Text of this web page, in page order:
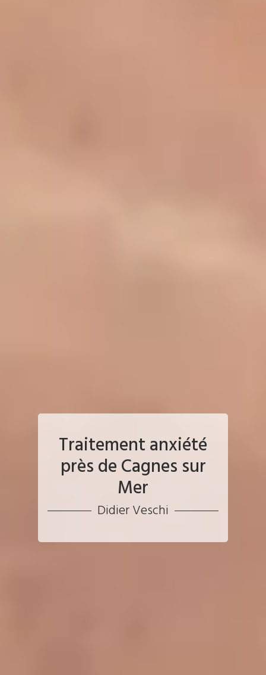
Traitement anxiété
près de Cagnes sur
Mer
Didier Veschi